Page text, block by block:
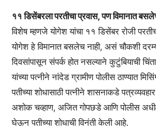
११ डिसेंबरला परतीचा प्रवास, पण विमानात
विशेष म्हणजे योगेश यांचा ११ डिसेंबर रोजी
योगेश हे विमानात बसलेच नाही, असं चौकशी
दिवसांपासून संपर्क होत नसल्याने कुटुंबियाची
यांच्या पत्नीने नांदेड ग्रामीण पोलीस ठाण्यात
पतीच्या शोधासाठी पत्नीने शासनाकडे
अशोक चव्हाण, अजित गोपछडे आणि पोलीस
घेऊन पतीच्या शोधाची विनंती केली आहे.